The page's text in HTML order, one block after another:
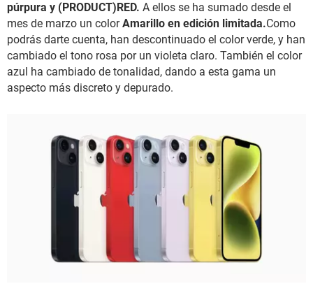
púrpura y (PRODUCT)RED. A ellos se ha sumado desde el
mes de marzo un colorAmarillo en edición limitada.Como
podrás darte cuenta, han descontinuado el color verde, y han
cambiado el tono rosa por un violeta claro. También el color
azul ha cambiado de tonalidad, dando a esta gama un
aspecto más discreto y depurado.